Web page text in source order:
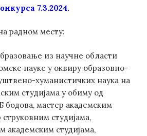
7.3.2024.
радном месту:
из научне области
науке у оквиру образовно-
хуманистичких наука на
студијама у обиму од
бодова, мастер академским
струковним студијама,
академским студијама,